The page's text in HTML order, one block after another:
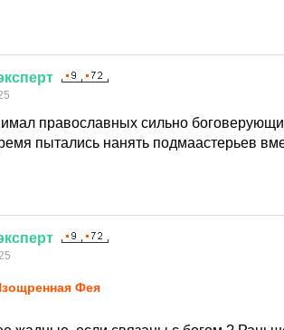
православных сильно
пытались нанять подмаастерьев
Фея